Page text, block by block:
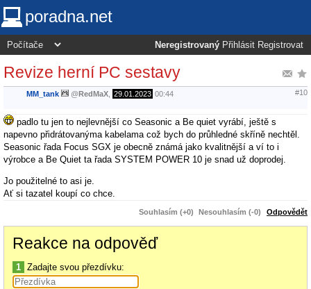
poradna.net
Neregistrovaný Přihlásit Registrovat
Revize herní PC sestavy
MM_tank @RedMaX 29.01.2023 00:44 #10
padlo tu jen to nejlevnější co Seasonic a Be quiet vyrábí, ještě s
napevno přidrátovanýma kabelama což bych do průhledné skříně nechtěl.
Seasonic řada Focus SGX je obecně známá jako kvalitnější a ví to i
výrobce a Be Quiet ta řada SYSTEM POWER 10 je snad už doprodej.
Jo použitelné to asi je.
Ať si tazatel koupí co chce.
Souhlasím (+0) Nesouhlasím (-0) Odpovědět
Reakce na odpověď
1 Zadajte svou přezdívku: